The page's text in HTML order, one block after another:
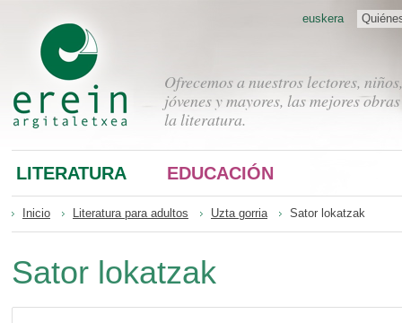
Ofrecemos a nuestros lectores, niños,
jóvenes y mayores, las mejores
la literatura.
euskera
LITERATURA EDUCACIÓN
Inicio Literatura para adultos Uzta gorria Sator lokatzak
Sator lokatzak